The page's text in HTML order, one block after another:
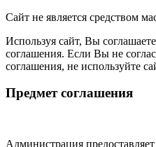
Сайт не является средством
Используя сайт, Вы
соглашения. Если Вы не
соглашения, не используйте
Предмет соглашения
Администрация